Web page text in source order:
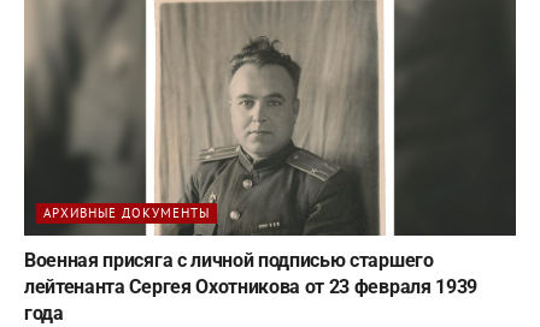
АРХИВНЫЕ ДОКУМЕНТЫ
Военная присяга с личной подписью старшего
лейтенанта Сергея Охотникова от 23 февраля 1939
года